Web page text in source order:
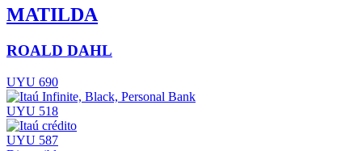
MATILDA
ROALD DAHL
UYU 690
UYU 518
UYU 587